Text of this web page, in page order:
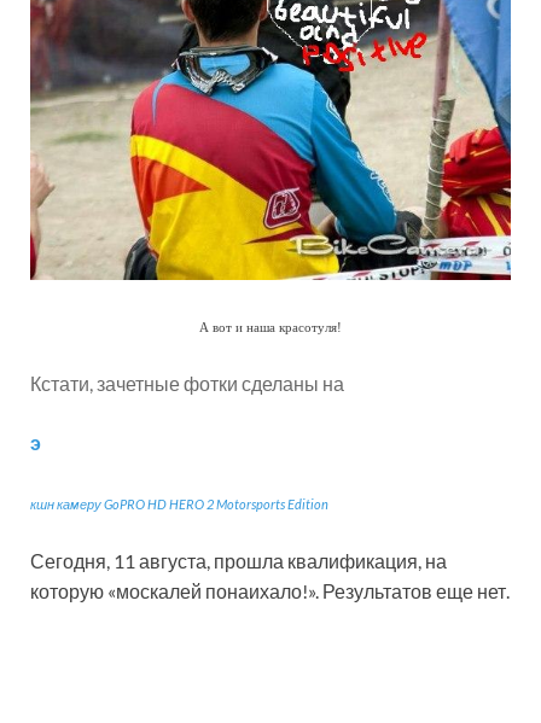
А вот и наша красотуля!
Кстати, зачетные фотки сделаны на
э
кшн камеру GoPRO HD HERO 2 Motorsports Edition
Сегодня, 11 августа, прошла квалификация, на
которую «москалей понаихало!». Результатов еще нет.